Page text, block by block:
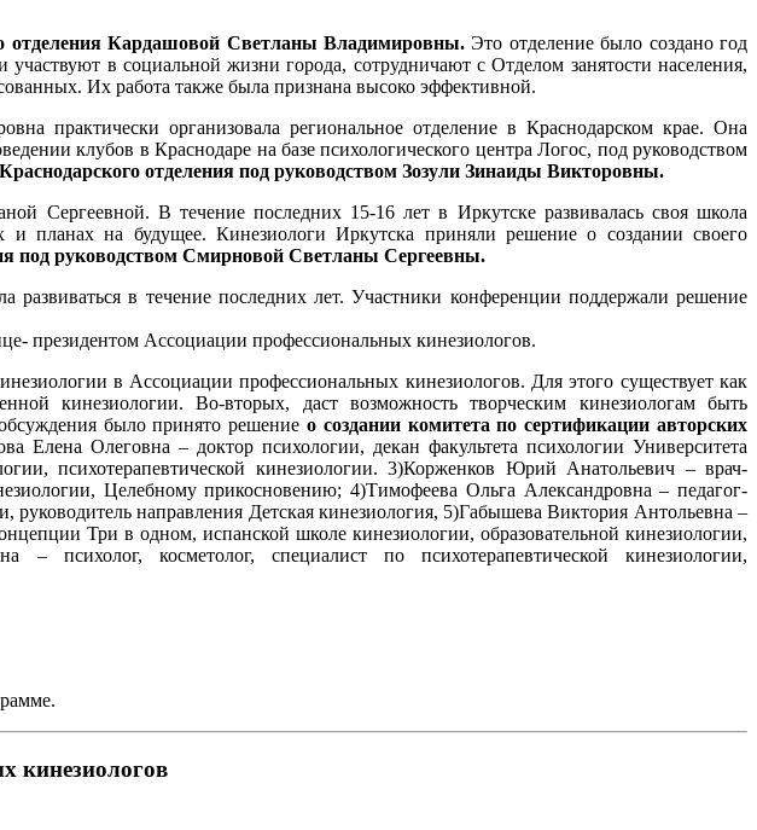
отделения Кардашовой Светланы Владимировны.Это отделение было создано год
в социальной жизни города, сотрудничают с Отделом занятости населения,
Их работа также была признана высоко эффективной.
практически организовала региональное отделение в Краснодарском крае. Она
клубов в Краснодаре на базе психологического центра Логос, под руководством
отделения под руководством Зозули Зинаиды Викторовны.
Сергеевной. В течение последних 15-16 лет в Иркутске развивалась своя школа
и планах на будущее. Кинезиологи Иркутска приняли решение о создании своего
под руководством Смирновой Светланы Сергеевны.
в течение последних лет. Участники конференции поддержали решение
президентом Ассоциации профессиональных кинезиологов.
в Ассоциации профессиональных кинезиологов. Для этого существует как
кинезиологии. Во-вторых, даст возможность творческим кинезиологам быть
было принято решение о создании комитета по сертификации авторских
Олеговна – доктор психологии, декан факультета психологии Университета
психотерапевтической кинезиологии. 3)Корженков Юрий Анатольевич – врач-
Целебному прикосновению; 4)Тимофеева Ольга Александровна – педагог-
руководитель направления Детская кинезиология, 5)Габышева Виктория Антольевна –
Три в одном, испанской школе кинезиологии, образовательной кинезиологии,
– психолог, косметолог, специалист по психотерапевтической кинезиологии,
кинезиологов